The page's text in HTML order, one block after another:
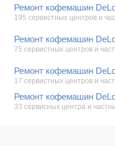
Ремонт кофемашин
195 сервистных центров и
Ремонт кофемашин
75 сервистных центров и
Ремонт кофемашин
17 сервистных центров и
Ремонт кофемашин
33 сервисных центра и